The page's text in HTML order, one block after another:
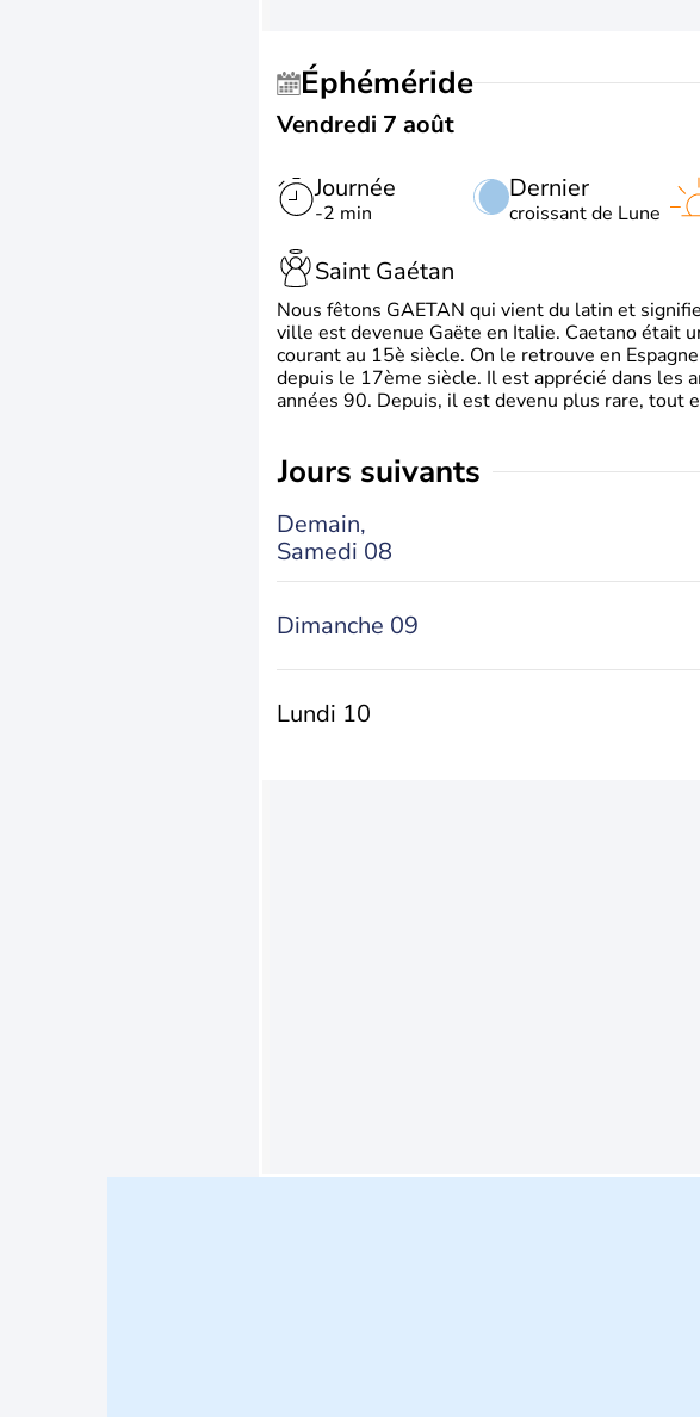
Éphéméride
Vendredi 7 août
Journée
-2 min
Dernier
croissant de Lune
Saint Gaétan
Nous fêtons GAETAN qui vient du latin et
ville est devenue Gaëte en Italie. Caetano était
courant au 15è siècle. On le retrouve en
depuis le 17ème siècle. Il est apprécié dans les
années 90. Depuis, il est devenu plus rare, tout
jours suivants
Demain,
Samedi 08
Dimanche 09
Lundi 10